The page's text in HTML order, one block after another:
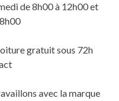
de 8h00 à 12h00 et
gratuit sous 72h
avec la marque